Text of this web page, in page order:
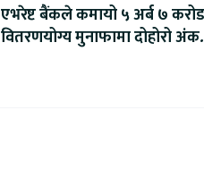
एभरेष्ट बैंकले कमायो ५ अर्ब ७
वितरणयोग्य मुनाफामा दोहोरो